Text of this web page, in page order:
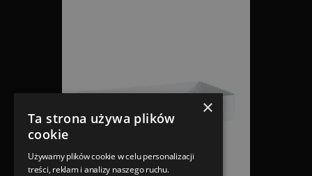
×
Ta strona używa plików
cookie
Używamy plików cookie w celu personalizacji
treści, reklam i analizy naszego ruchu.